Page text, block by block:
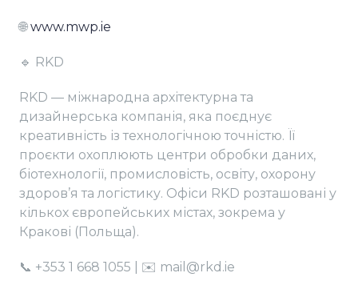
🌐www.mwp.ie
🔹 RKD
RKD — міжнародна архітектурна та
дизайнерська компанія, яка поєднує
креативність із технологічною точністю. Її
проєкти охоплюють центри обробки даних,
біотехнології, промисловість, освіту, охорону
здоров’я та логістику. Офіси RKD розташовані у
кількох європейських містах, зокрема у
Кракові (Польща).
📞 +353 1 668 1055 | ✉️ mail@rkd.ie